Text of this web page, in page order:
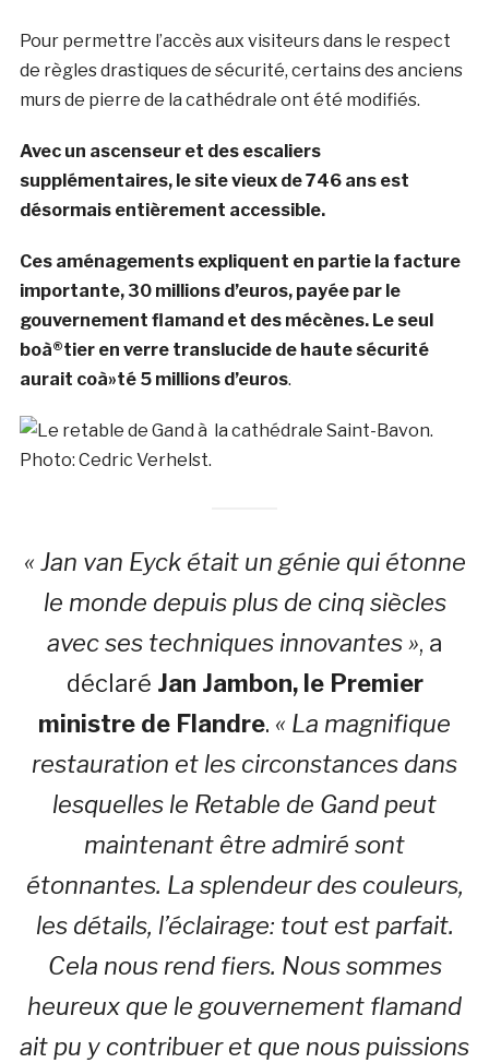
Pour permettre l’accès aux visiteurs dans le respect
de règles drastiques de sécurité, certains des anciens
murs de pierre de la cathédrale ont été modifiés.
Avec un ascenseur et des escaliers
supplémentaires, le site vieux de 746 ans est
désormais entièrement accessible.
Ces aménagements expliquent en partie la facture
importante, 30 millions d’euros, payée par le
gouvernement flamand et des mécènes. Le seul
boà®tier en verre translucide de haute sécurité
aurait coà»té 5 millions d’euros.
« Jan van Eyck était un génie qui étonne
le monde depuis plus de cinq siècles
avec ses techniques innovantes », a
déclaré Jan Jambon, le Premier
ministre de Flandre. « La magnifique
restauration et les circonstances dans
lesquelles le Retable de Gand peut
maintenant être admiré sont
étonnantes. La splendeur des couleurs,
les détails, l’éclairage: tout est parfait.
Cela nous rend fiers. Nous sommes
heureux que le gouvernement flamand
ait pu y contribuer et que nous puissions